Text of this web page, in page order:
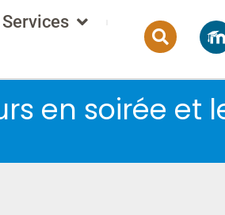
Services
en soirée et